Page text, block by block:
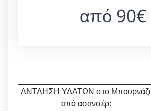
από 90€
ΑΝΤΛΗΣΗ ΥΔΑΤΩΝ στο Μπουρνάζι
από ασανσέρ: